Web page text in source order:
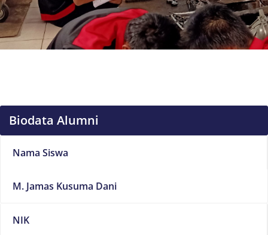
Biodata Alumni
Nama Siswa
M. Jamas Kusuma Dani
NIK